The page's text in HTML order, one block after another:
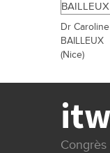
Dr Caroline
BAILLEUX
(Nice)